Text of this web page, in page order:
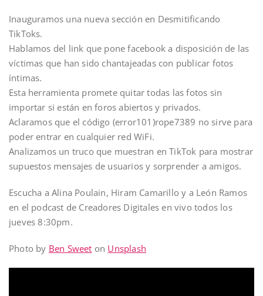
Inauguramos una nueva sección en Desmitificando
TikToks.
Hablamos del link que pone facebook a disposición de las
víctimas que han sido chantajeadas con publicar fotos
íntimas.
Esta herramienta promete quitar todas las fotos sin
importar si están en foros abiertos y privados.
Aclaramos que el código (error101)rope7389 no sirve para
poder entrar en cualquier red WiFi.
Analizamos un truco que muestran en TikTok para mostrar
supuestos mensajes de usuarios y sorprender a amigos.
Escucha a Alina Poulain, Hiram Camarillo y a León Ramos
en el podcast de Creadores Digitales en vivo todos los
jueves 8:30pm.
Photo by Ben Sweet on Unsplash